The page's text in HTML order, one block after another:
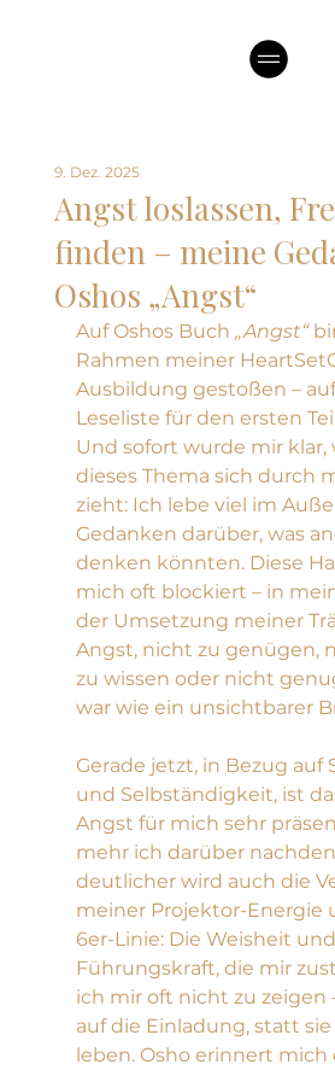
Angst loslassen,
finden – meine
Oshos „Angst“
9. Dez. 2025
Auf Oshos Buch „Angst“
Rahmen meiner
Ausbildung gestoßen –
Leseliste für den ersten
Und sofort wurde mir klar,
dieses Thema sich durch
zieht: Ich lebe viel im
Gedanken darüber, was
denken könnten. Diese
mich oft blockiert – in
der Umsetzung meiner
Angst, nicht zu genügen,
zu wissen oder nicht
war wie ein unsichtbarer
Gerade jetzt, in Bezug auf
und Selbständigkeit, ist
Angst für mich sehr
mehr ich darüber
deutlicher wird auch die
meiner Projektor-Energie
6er-Linie: Die Weisheit und
Führungskraft, die mir
ich mir oft nicht zu zeigen
auf die Einladung, statt
leben. Osho erinnert mich